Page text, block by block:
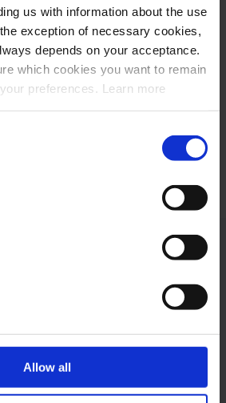
us with information about the use
exception of necessary cookies,
depends on your acceptance.
which cookies you want to remain
preferences. Learn more
Allow all
contacte-nos.
Próximo